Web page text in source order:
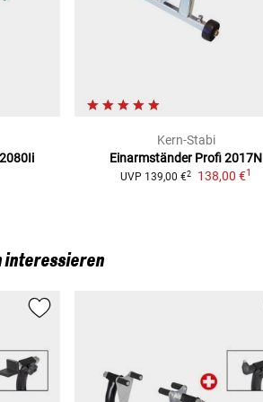
Kern-Stabi
Einarmständer Profi 2017N
UVP 139,00 €2 138,00 €1
interessieren